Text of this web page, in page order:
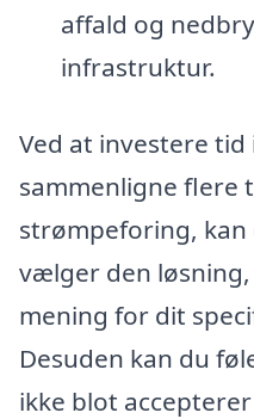
affald og
infrastruktur.
Ved at investere
sammenligne flere
strømpeforing, kan
vælger den
mening for dit
Desuden kan du
ikke blot